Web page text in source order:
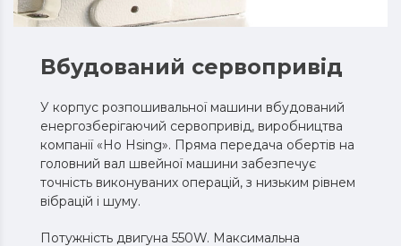
Вбудований сервопривід
У корпус розпошивальної машини вбудований
енергозберігаючий сервопривід, виробництва
компанії «Ho Hsing». Пряма передача обертів на
головний вал швейної машини забезпечує
точність виконуваних операцій, з низьким рівнем
вібрацій і шуму.
Потужність двигуна 550W. Максимальна